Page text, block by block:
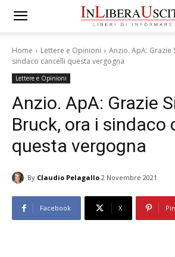
Home Lettere e Opinioni
Anzio. ApA: Grazie
sindaco cancelli questa vergogna
Lettere e Opinioni
Anzio. ApA: Grazie
Bruck, ora i sindaco
questa vergogna
By Claudio Pelagallo 2 Novembre 2021
Facebook X